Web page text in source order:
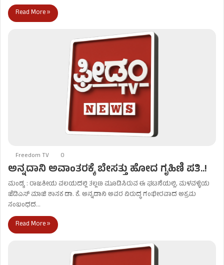
Read More »
Freedom TV 0
ಅನ್ನದಾನಿ ಅವಾಂತರಕ್ಕೆ ಬೇಸತ್ತು ಹೋದ ಗೃಹಿಣಿ ಪತಿ..!
ಮಂಡ್ಯ : ರಾಜಕೀಯ ವಲಯದಲ್ಲಿ ತಲ್ಲಣ ಮೂಡಿಸಿರುವ ಈ ಘಟನೆಯಲ್ಲಿ, ಮಳವಳ್ಳಿಯ
ಜೆಡಿಎಸ್ ಮಾಜಿ ಶಾಸಕ ಡಾ. ಕೆ. ಅನ್ನದಾನಿ ಅವರ ವಿರುದ್ಧ ಗಂಭೀರವಾದ ಅಕ್ರಮ
ಸಂಬಂಧದ…
Read More »